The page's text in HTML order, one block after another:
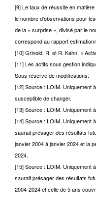
[9] Le taux de réussite en
le nombre d’observations pour
de la « surprise », divisé par le
correspond au rapport
[10] Grinold, R. et R. Kahn. «
[11] Les actifs sous gestion
Sous réserve de modifications.
[12] Source : LOIM. Uniquement
susceptible de changer.
[13] Source : LOIM. Uniquement
[14] Source : LOIM. Uniquement
saurait présager des résultats
janvier 2004 à janvier 2024 et la
2024.
[15] Source : LOIM. Uniquement
saurait présager des résultats
2004-2024 et celle de 5 ans